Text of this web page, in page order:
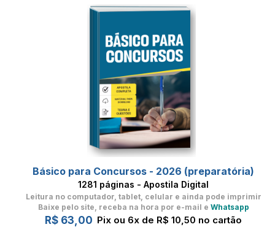
Básico para Concursos - 2026 (preparatória)
1281 páginas - Apostila Digital
Leitura no computador, tablet, celular e ainda pode imprimir
Baixe pelo site, receba na hora por e-mail e Whatsapp
R$ 63,00 Pix ou 6x de R$ 10,50 no cartão